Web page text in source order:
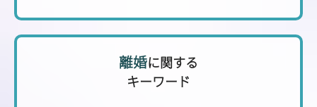
離婚に関する
キーワード